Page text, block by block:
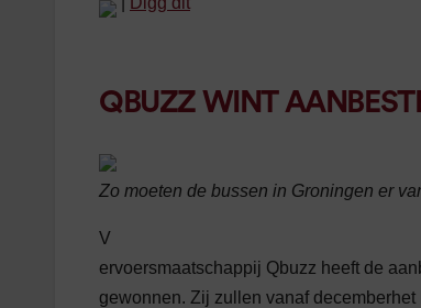
QBUZZ WINT
Zo moeten de bussen in Groningen er
V
ervoersmaatschappij Qbuzz heeft de
gewonnen. Zij zullen vanaf